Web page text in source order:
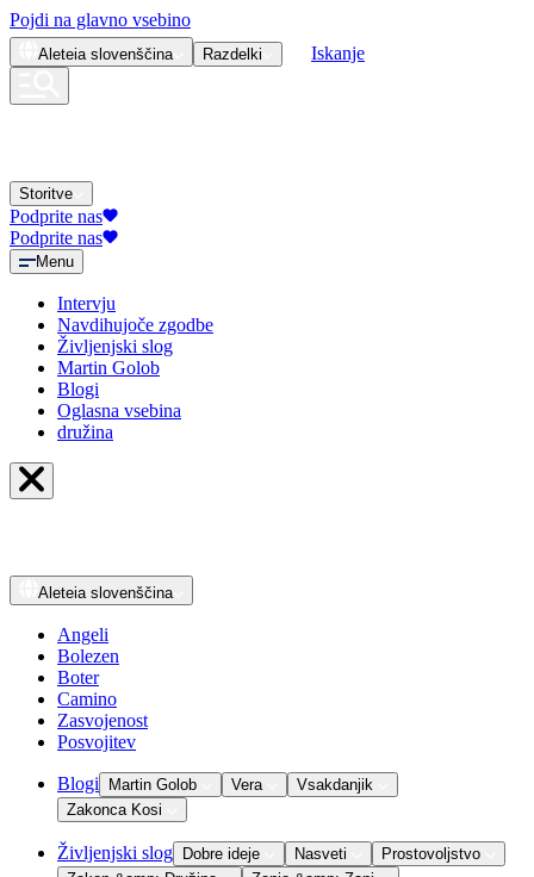
Pojdi na glavno vsebino
Aleteia slovenščina Razdelki Iskanje
Storitve
Podprite nas
Podprite nas
Menu
Intervju
Navdihujoče zgodbe
Življenjski slog
Martin Golob
Blogi
Oglasna vsebina
družina
Aleteia slovenščina
Angeli
Bolezen
Boter
Camino
Zasvojenost
Posvojitev
Blogi Martin Golob Vera
Vsakdanjik
Zakonca Kosi
Življenjski slog Dobre ideje Nasveti
Prostovoljstvo